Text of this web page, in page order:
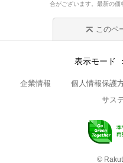
合がございます。最新の価
このペ
表示モード
企業情報 個人情報保護
サス
©